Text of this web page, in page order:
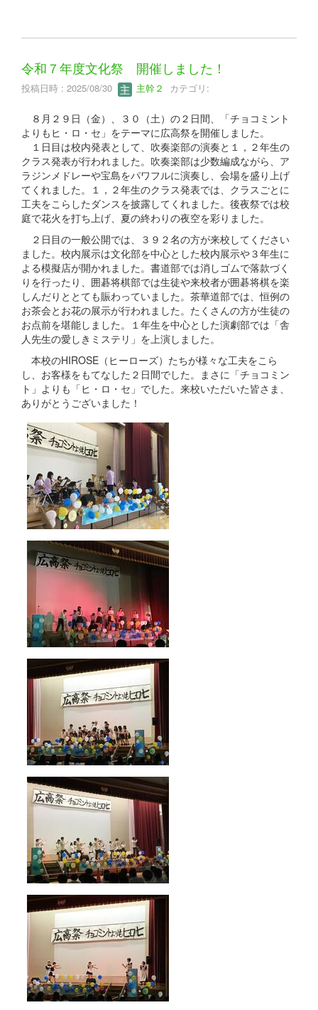
令和７年度文化祭 開催しました！
投稿日時 : 2025/08/30 主幹２ カテゴリ:
８月２９日（金）、３０（土）の２日間、「チョコミント
よりもヒ・ロ・セ」をテーマに広高祭を開催しました。
１日目は校内発表として、吹奏楽部の演奏と１，２年生の
クラス発表が行われました。吹奏楽部は少数編成ながら、ア
ラジンメドレーや宝島をパワフルに演奏し、会場を盛り上げ
てくれました。１，２年生のクラス発表では、クラスごとに
工夫をこらしたダンスを披露してくれました。後夜祭では校
庭で花火を打ち上げ、夏の終わりの夜空を彩りました。
２日目の一般公開では、３９２名の方が来校してください
ました。校内展示は文化部を中心とした校内展示や３年生に
よる模擬店が開かれました。書道部では消しゴムで落款づく
りを行ったり、囲碁将棋部では生徒や来校者が囲碁将棋を楽
しんだりととても賑わっていました。茶華道部では、恒例の
お茶会とお花の展示が行われました。たくさんの方が生徒の
お点前を堪能しました。１年生を中心とした演劇部では「舎
人先生の愛しきミステリ」を上演しました。
本校のHIROSE（ヒーローズ）たちが様々な工夫をこら
し、お客様をもてなした２日間でした。まさに「チョコミン
ト」よりも「ヒ・ロ・セ」でした。来校いただいた皆さま、
ありがとうございました！